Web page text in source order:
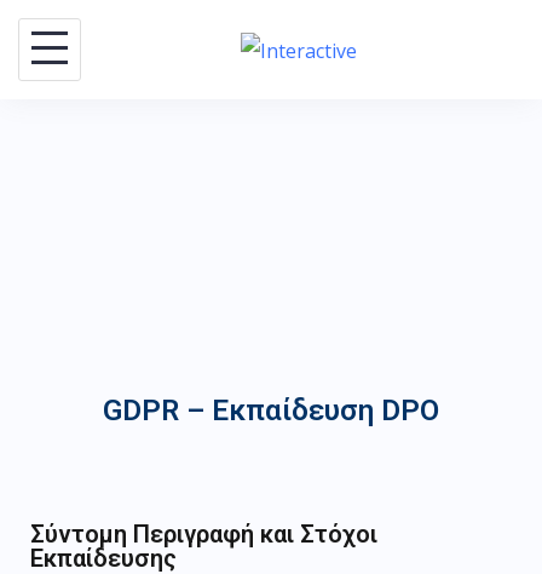
GDPR – Εκπαίδευση DPO
Σύντομη Περιγραφή και Στόχοι
Εκπαίδευσης